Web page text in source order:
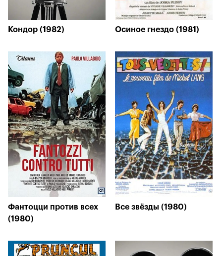
Кондор (1982) Осиное гнездо (1981)
Фантоцци против всех
(1980)
Все звёзды (1980)